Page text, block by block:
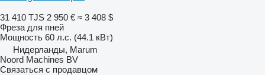
31 410 TJS 2 950 € ≈ 3 408 $
Фреза для пней
Мощность 60 л.с. (44.1 кВт)
Нидерланды, Marum
Noord Machines BV
Связаться с продавцом